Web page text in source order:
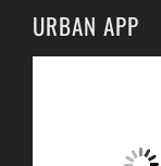
URBAN APP